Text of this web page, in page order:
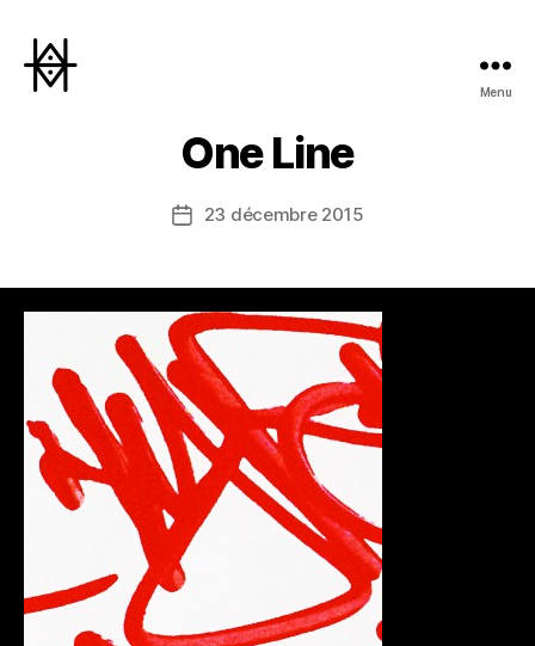
Menu
One Line
Date23 décembre 2015